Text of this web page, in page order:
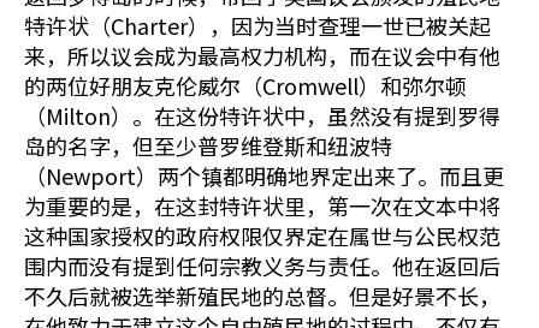
特许状（Charter），因为当时查理一世已被关起
来，所以议会成为最高权力机构，而在议会中有他
的两位好朋友克伦威尔（Cromwell）和弥尔顿
（Milton）。在这份特许状中，虽然没有提到罗得
岛的名字，但至少普罗维登斯和纽波特
（Newport）两个镇都明确地界定出来了。而且更
为重要的是，在这封特许状里，第一次在文本中将
这种国家授权的政府权限仅界定在属世与公民权范
围内而没有提到任何宗教义务与责任。他在返回后
不久后就被选举新殖民地的总督。但是好景不长，